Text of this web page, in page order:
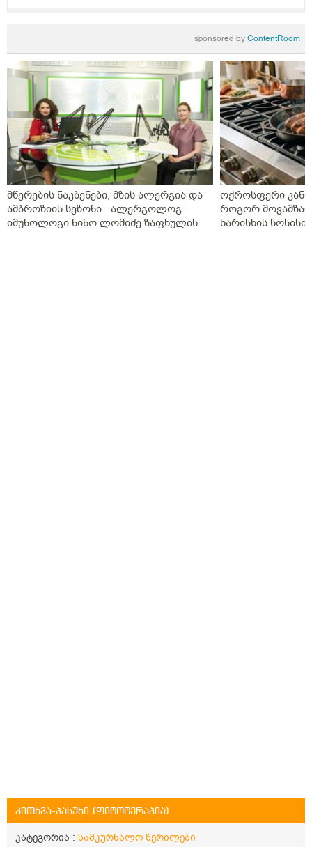
sponsored byContentRoom
მწერების ნაკბენები, მზის ალერგია და
ამბროზიის სეზონი - ალერგოლოგ-
იმუნოლოგი ნინო ლომიძე ზაფხულის
ოქროსფერი კანი
როგორ
ხარისხის სოსისი
კითხვა-პასუხი (ფიტოტერაპია)
კატეგორია : სამკურნალო წერილები